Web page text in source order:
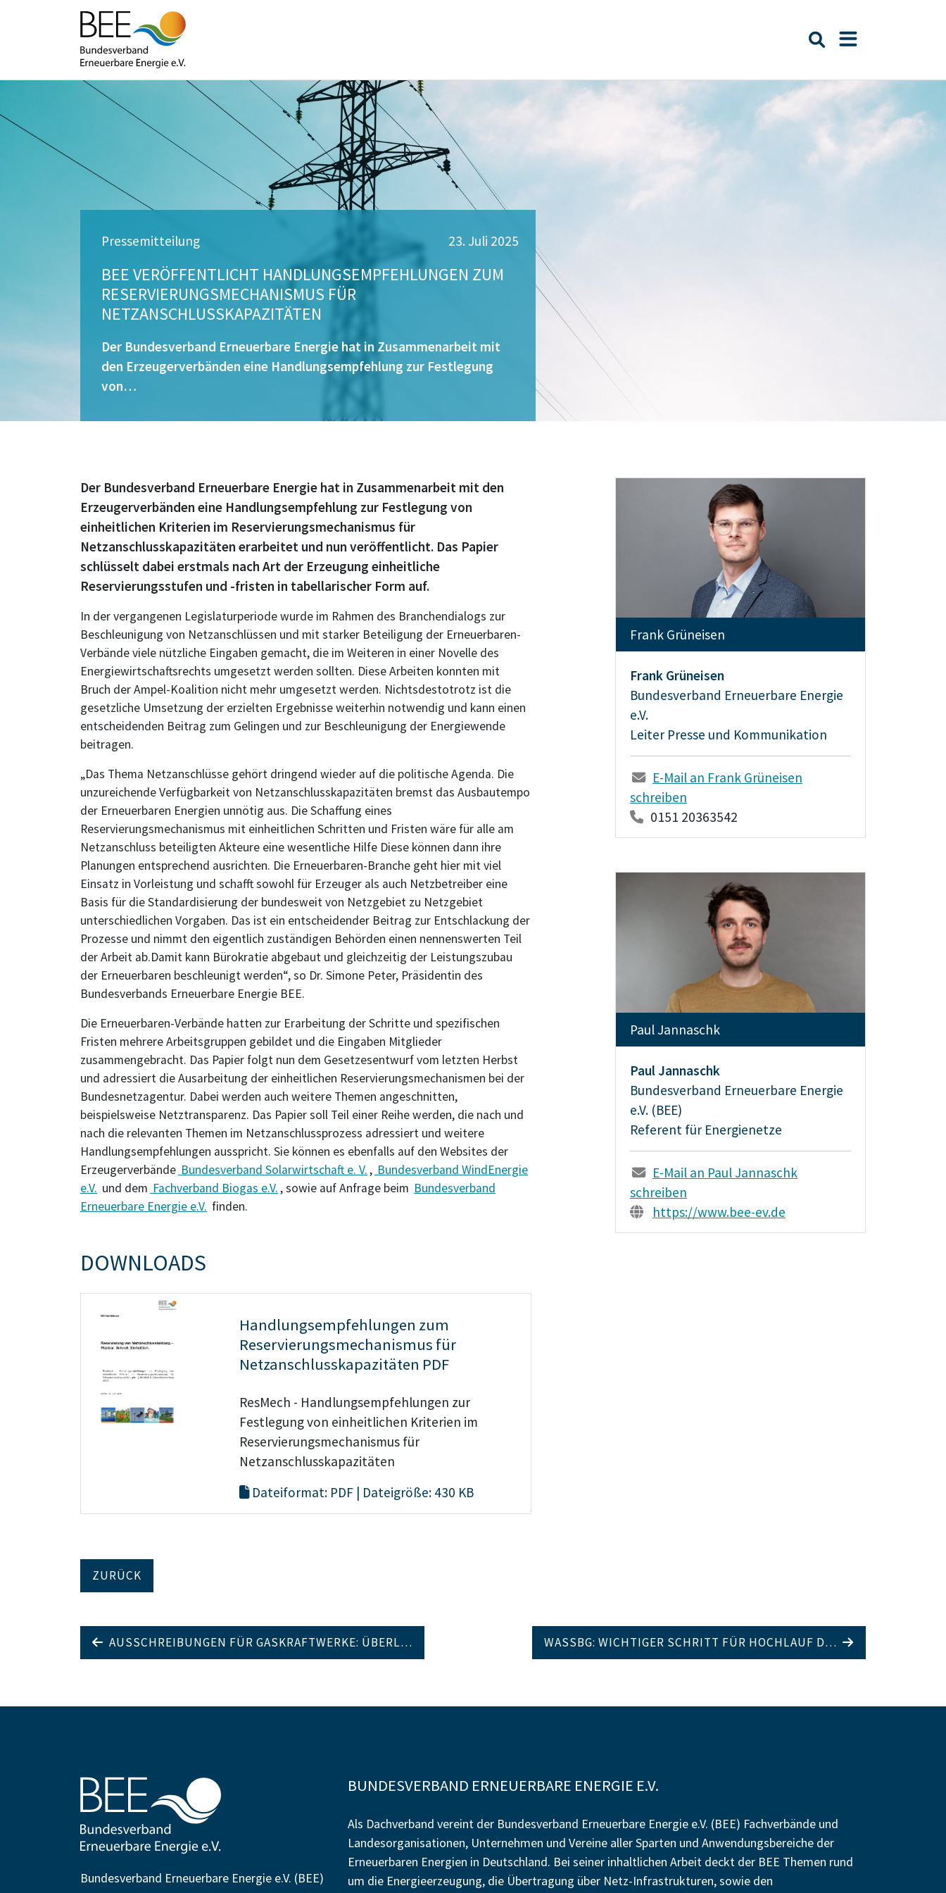
Suche öffnen
Pressemitteilung
BEE VERÖFFENTLICHT HANDLUNGSEMPFEHLUNGEN ZUM
RESERVIERUNGSMECHANISMUS FÜR
NETZANSCHLUSSKAPAZITÄTEN
Der Bundesverband Erneuerbare Energie hat in Zusammenarbeit mit
den Erzeugerverbänden eine Handlungsempfehlung zur Festlegung
von…
23. Juli 2025
Der Bundesverband Erneuerbare Energie hat in Zusammenarbeit mit den
Erzeugerverbänden eine Handlungsempfehlung zur Festlegung von
einheitlichen Kriterien im Reservierungsmechanismus für
Netzanschlusskapazitäten erarbeitet und nun veröffentlicht. Das Papier
schlüsselt dabei erstmals nach Art der Erzeugung einheitliche
Reservierungsstufen und -fristen in tabellarischer Form auf.
In der vergangenen Legislaturperiode wurde im Rahmen des Branchendialogs zur
Beschleunigung von Netzanschlüssen und mit starker Beteiligung der Erneuerbaren-
Verbände viele nützliche Eingaben gemacht, die im Weiteren in einer Novelle des
Energiewirtschaftsrechts umgesetzt werden sollten. Diese Arbeiten konnten mit
Bruch der Ampel-Koalition nicht mehr umgesetzt werden. Nichtsdestotrotz ist die
gesetzliche Umsetzung der erzielten Ergebnisse weiterhin notwendig und kann einen
entscheidenden Beitrag zum Gelingen und zur Beschleunigung der Energiewende
beitragen.
„Das Thema Netzanschlüsse gehört dringend wieder auf die politische Agenda. Die
unzureichende Verfügbarkeit von Netzanschlusskapazitäten bremst das Ausbautempo
der Erneuerbaren Energien unnötig aus. Die Schaffung eines
Reservierungsmechanismus mit einheitlichen Schritten und Fristen wäre für alle am
Netzanschluss beteiligten Akteure eine wesentliche Hilfe Diese können dann ihre
Planungen entsprechend ausrichten. Die Erneuerbaren-Branche geht hier mit viel
Einsatz in Vorleistung und schafft sowohl für Erzeuger als auch Netzbetreiber eine
Basis für die Standardisierung der bundesweit von Netzgebiet zu Netzgebiet
unterschiedlichen Vorgaben. Das ist ein entscheidender Beitrag zur Entschlackung der
Prozesse und nimmt den eigentlich zuständigen Behörden einen nennenswerten Teil
der Arbeit ab.Damit kann Bürokratie abgebaut und gleichzeitig der Leistungszubau
der Erneuerbaren beschleunigt werden“, so Dr. Simone Peter, Präsidentin des
Bundesverbands Erneuerbare Energie BEE.
Die Erneuerbaren-Verbände hatten zur Erarbeitung der Schritte und spezifischen
Fristen mehrere Arbeitsgruppen gebildet und die Eingaben Mitglieder
zusammengebracht. Das Papier folgt nun dem Gesetzesentwurf vom letzten Herbst
und adressiert die Ausarbeitung der einheitlichen Reservierungsmechanismen bei der
Bundesnetzagentur. Dabei werden auch weitere Themen angeschnitten,
beispielsweise Netztransparenz. Das Papier soll Teil einer Reihe werden, die nach und
nach die relevanten Themen im Netzanschlussprozess adressiert und weitere
Handlungsempfehlungen ausspricht. Sie können es ebenfalls auf den Websites der
Erzeugerverbände Bundesverband Solarwirtschaft e. V. , Bundesverband WindEnergie
e.V. und dem Fachverband Biogas e.V. , sowie auf Anfrage beim Bundesverband
Erneuerbare Energie e.V. finden.
DOWNLOADS
Handlungsempfehlungen zum
Reservierungsmechanismus für
Netzanschlusskapazitäten PDF
ResMech - Handlungsempfehlungen zur
Festlegung von einheitlichen Kriterien im
Reservierungsmechanismus für
Netzanschlusskapazitäten
Dateiformat: PDF | Dateigröße: 430 KB
ZURÜCK
Frank Grüneisen
Frank Grüneisen
Bundesverband Erneuerbare Energie
e.V.
Leiter Presse und Kommunikation
E-Mail an Frank Grüneisen
schreiben
0151 20363542
Paul Jannaschk
Paul Jannaschk
Bundesverband Erneuerbare Energie
e.V. (BEE)
Referent für Energienetze
E-Mail an Paul Jannaschk
schreiben
https://www.bee-ev.de
AUSSCHREIBUNGEN FÜR GASKRAFTWERKE: ÜBERL… WASSBG: WICHTIGER SCHRITT FÜR HOCHLAUF D…
Bundesverband Erneuerbare Energie e.V. (BEE)
BUNDESVERBAND ERNEUERBARE ENERGIE E.V.
Als Dachverband vereint der Bundesverband Erneuerbare Energie e.V. (BEE) Fachverbände und
Landesorganisationen, Unternehmen und Vereine aller Sparten und Anwendungsbereiche der
Erneuerbaren Energien in Deutschland. Bei seiner inhaltlichen Arbeit deckt der BEE Themen rund
um die Energieerzeugung, die Übertragung über Netz-Infrastrukturen, sowie den